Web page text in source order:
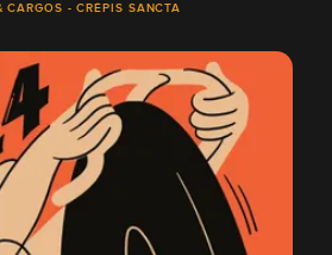
CARGOS - CRÉPIS SANCTA